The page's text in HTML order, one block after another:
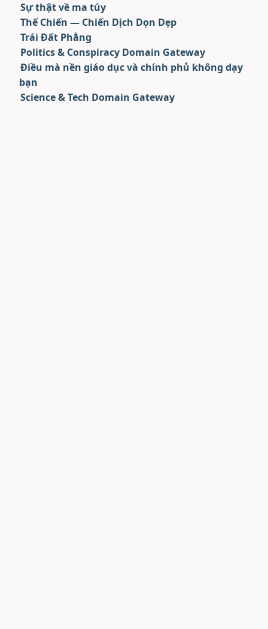
Sự thật về ma túy
Thế Chiến — Chiến Dịch Dọn Dẹp
Trái Đất Phẳng
Politics & Conspiracy Domain Gateway
Điều mà nền giáo dục và chính phủ không dạy
bạn
Science & Tech Domain Gateway